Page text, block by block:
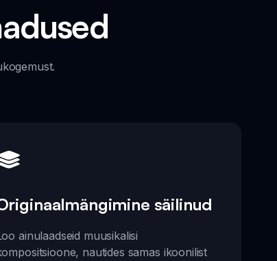
säilinud
ainulaadseid muusikalisi
nautides samas ikoonilist